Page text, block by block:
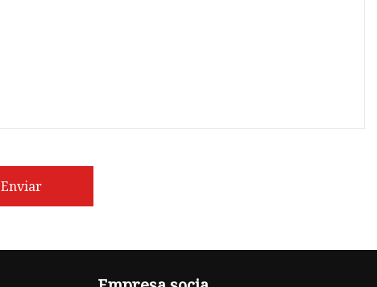
Enviar